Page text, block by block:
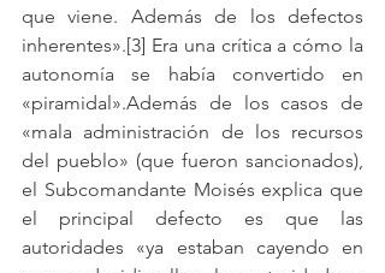
que viene. Además de los defectos
inherentes».[3] Era una crítica a cómo la
autonomía se había convertido en
«piramidal».Además de los casos de
«mala administración de los recursos
del pueblo» (que fueron sancionados),
el Subcomandante Moisés explica que
el principal defecto es que las
autoridades «ya estaban cayendo en